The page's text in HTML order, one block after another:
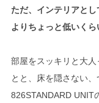
ただ、インテリアと
よりちょっと低いくら
部屋をスッキリと大
とと、床を隠さない、
826STANDARD UNIT